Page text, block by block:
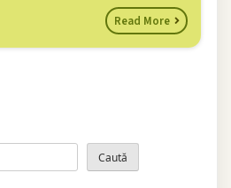
Read More
Caută